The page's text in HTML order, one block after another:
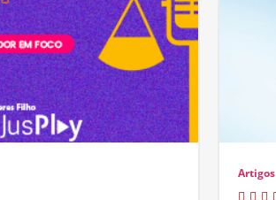
Artigos